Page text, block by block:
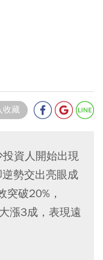
收藏
資人開始出現
勢交出亮眼成
破20%，
漲3成，表現遠